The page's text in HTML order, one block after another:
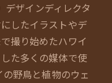
デザインディレクタ
したイラストやデ
撮り始めたハワイ
た多くの媒体で使
野鳥と植物のウェ